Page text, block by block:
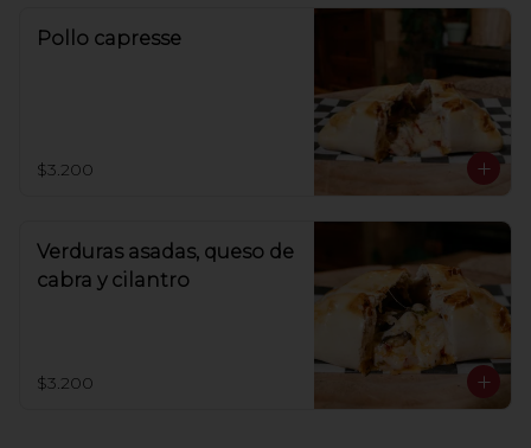
Pollo capresse
$3.200
Verduras asadas, queso de
cabra y cilantro
$3.200